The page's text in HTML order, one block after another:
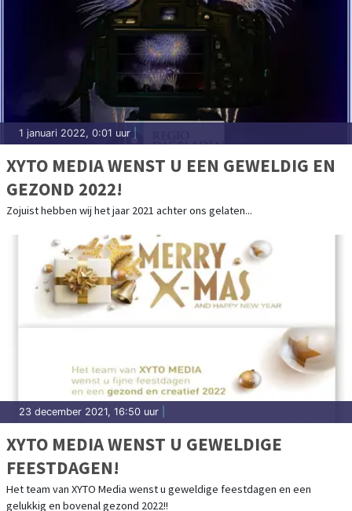
1 januari 2022, 0:01 uur
XYTO MEDIA WENST U EEN GEWELDIG EN
GEZOND 2022!
Zojuist hebben wij het jaar 2021 achter ons gelaten...
23 december 2021, 16:50 uur
XYTO MEDIA WENST U GEWELDIGE
FEESTDAGEN!
Het team van XYTO Media wenst u geweldige feestdagen en een
gelukkig en bovenal gezond 2022!!